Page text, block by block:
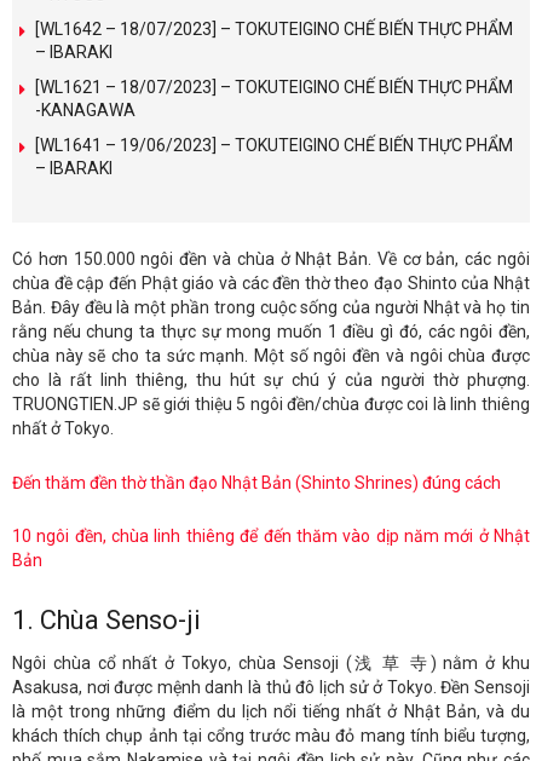
[WL1642 – 18/07/2023] – TOKUTEIGINO CHẾ BIẾN THỰC PHẨM
– IBARAKI
[WL1621 – 18/07/2023] – TOKUTEIGINO CHẾ BIẾN THỰC PHẨM
-KANAGAWA
[WL1641 – 19/06/2023] – TOKUTEIGINO CHẾ BIẾN THỰC PHẨM
– IBARAKI
Có hơn 150.000 ngôi đền và chùa ở Nhật Bản. Về cơ bản, các ngôi
chùa đề cập đến Phật giáo và các đền thờ theo đạo Shinto của Nhật
Bản. Đây đều là một phần trong cuộc sống của người Nhật và họ tin
rằng nếu chung ta thực sự mong muốn 1 điều gì đó, các ngôi đền,
chùa này sẽ cho ta sức mạnh. Một số ngôi đền và ngôi chùa được
cho là rất linh thiêng, thu hút sự chú ý của người thờ phượng.
TRUONGTIEN.JP sẽ giới thiệu 5 ngôi đền/chùa được coi là linh thiêng
nhất ở Tokyo.
Đến thăm đền thờ thần đạo Nhật Bản (Shinto Shrines) đúng cách
10 ngôi đền, chùa linh thiêng để đến thăm vào dịp năm mới ở Nhật
Bản
1. Chùa Senso-ji
Ngôi chùa cổ nhất ở Tokyo, chùa Sensoji (浅 草 寺) nằm ở khu
Asakusa, nơi được mệnh danh là thủ đô lịch sử ở Tokyo. Đền Sensoji
là một trong những điểm du lịch nổi tiếng nhất ở Nhật Bản, và du
khách thích chụp ảnh tại cổng trước màu đỏ mang tính biểu tượng,